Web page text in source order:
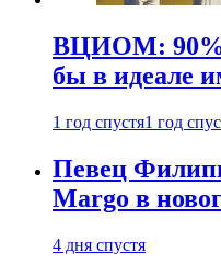
ВЦИОМ: 90%
бы в идеале
1 год спустя1 год
Певец
Margo в
4 дня спустя